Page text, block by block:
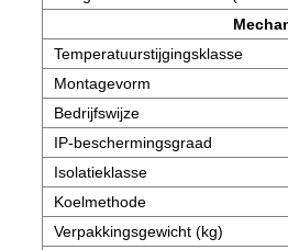
Temperatuurstijgingsklasse
Montagevorm
Bedrijfswijze
IP-beschermingsgraad
Isolatieklasse
Koelmethode
Verpakkingsgewicht (kg)